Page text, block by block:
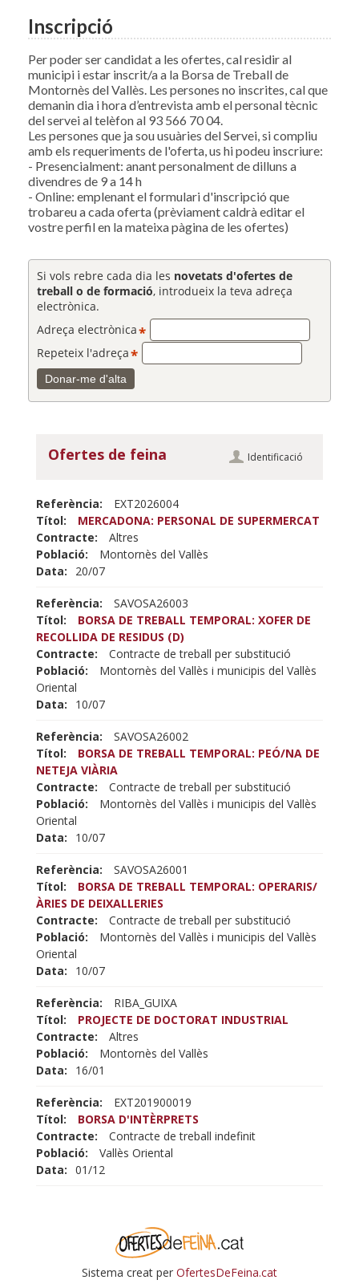
Inscripció
Per poder ser candidat a les ofertes, cal residir al
municipi i estar inscrit/a a la Borsa de Treball de
Montornès del Vallès. Les persones no inscrites, cal que
demanin dia i hora d’entrevista amb el personal tècnic
del servei al telèfon al 93 566 70 04.
Les persones que ja sou usuàries del Servei, si compliu
amb els requeriments de l'oferta, us hi podeu inscriure:
- Presencialment: anant personalment de dilluns a
divendres de 9 a 14 h
- Online: emplenant el formulari d'inscripció que
trobareu a cada oferta (prèviament caldrà editar el
vostre perfil en la mateixa pàgina de les ofertes)